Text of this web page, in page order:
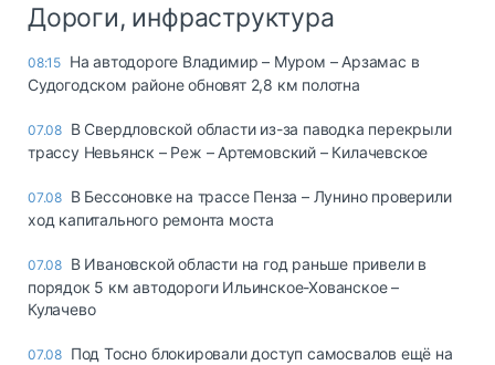
Дороги, инфраструктура
08:15 На автодороге Владимир – Муром – Арзамас в
Судогодском районе обновят 2,8 км полотна
07.08 В Свердловской области из-за паводка перекрыли
трассу Невьянск – Реж – Артемовский – Килачевское
07.08 В Бессоновке на трассе Пенза – Лунино проверили
ход капитального ремонта моста
07.08 В Ивановской области на год раньше привели в
порядок 5 км автодороги Ильинское-Хованское –
Кулачево
07.08 Под Тосно блокировали доступ самосвалов ещё на